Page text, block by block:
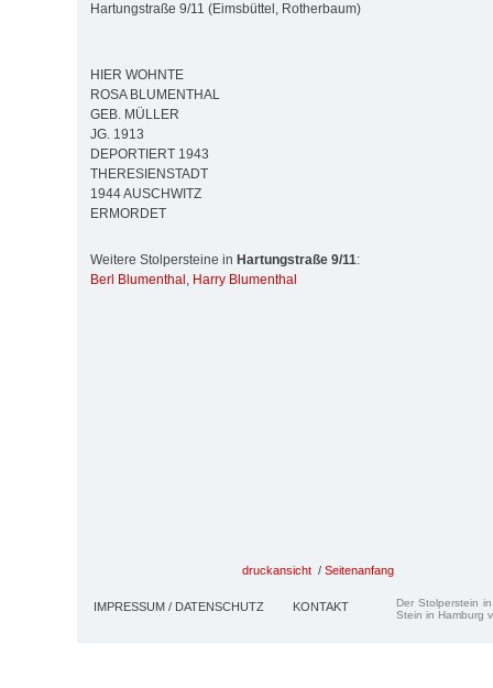
Hartungstraße 9/11 (Eimsbüttel, Rotherbaum)
HIER WOHNTE
ROSA BLUMENTHAL
GEB. MÜLLER
JG. 1913
DEPORTIERT 1943
THERESIENSTADT
1944 AUSCHWITZ
ERMORDET
Weitere Stolpersteine in Hartungstraße 9/11:
Berl Blumenthal , Harry Blumenthal
druckansicht / Seitenanfang
IMPRESSUM / DATENSCHUTZ KONTAKT
Der Stolperstein
Stein in Hamburg